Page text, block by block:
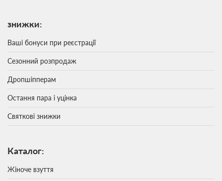
знижки:
Ваші бонуси при реєстрації
Сезонний розпродаж
Дропшіпперам
Остання пара і уцінка
Святкові знижки
Каталог:
Жіноче взуття